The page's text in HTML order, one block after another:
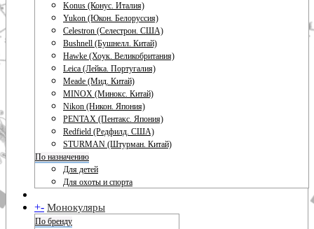
Konus (Конус. Италия)
Yukon (Юкон. Белоруссия)
Celestron (Селестрон. США)
Bushnell (Бушнелл. Китай)
Hawke (Хоук. Великобритания)
Leica (Лейка. Португалия)
Meade (Мид. Китай)
MINOX (Минокс. Китай)
Nikon (Никон. Япония)
PENTAX (Пентакс. Япония)
Redfield (Редфилд. США)
STURMAN (Штурман. Китай)
По назначению
Для детей
Для охоты и спорта
+- Монокуляры
По бренду